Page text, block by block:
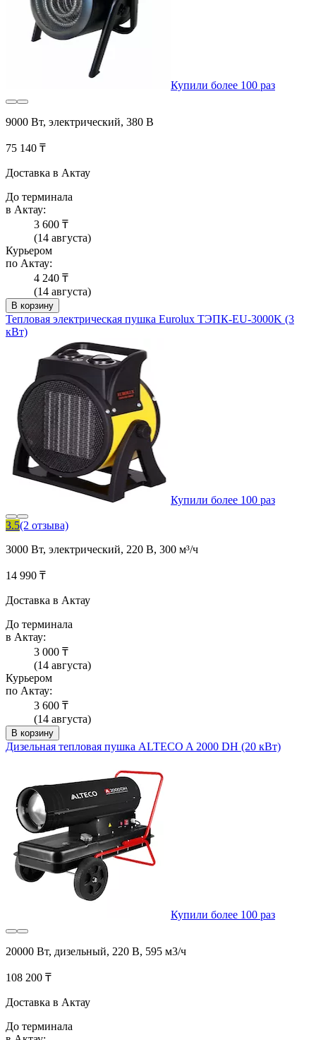
Купили более 100 раз
9000 Вт, электрический, 380 В
75 140 ₸
Доставка в Актау
До терминала
в Актау:
3 600 ₸
(14 августа)
Курьером
по Актау:
4 240 ₸
(14 августа)
В корзину
Тепловая электрическая пушка Eurolux ТЭПК-EU-3000K (3
кВт)
Купили более 100 раз
3.5(2 отзыва)
3000 Вт, электрический, 220 В, 300 м³/ч
14 990 ₸
Доставка в Актау
До терминала
в Актау:
3 000 ₸
(14 августа)
Курьером
по Актау:
3 600 ₸
(14 августа)
В корзину
Дизельная тепловая пушка ALTECO A 2000 DH (20 кВт)
Купили более 100 раз
20000 Вт, дизельный, 220 В, 595 м3/ч
108 200 ₸
Доставка в Актау
До терминала